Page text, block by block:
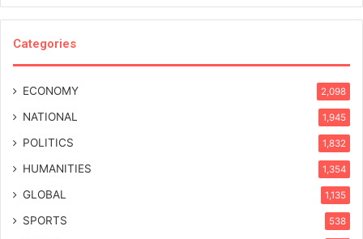
Categories
ECONOMY 2,098
NATIONAL 1,945
POLITICS 1,832
HUMANITIES 1,354
GLOBAL 1,135
SPORTS 538